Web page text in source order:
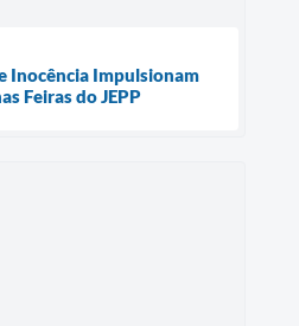
Inocência Impulsionam
Feiras do JEPP